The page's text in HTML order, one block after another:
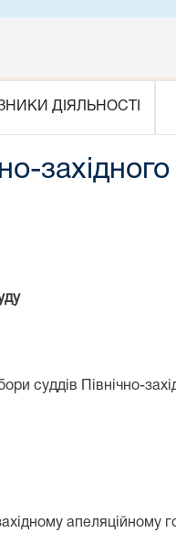
ДІЯЛЬНОСТІ
суддів Північно-
апеляційному